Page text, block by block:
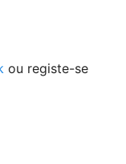
ou registe-se